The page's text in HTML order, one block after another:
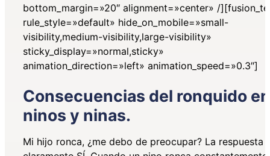
bottom_margin=»20″ alignment=»center» /
rule_style=»default» hide_on_mobile=»small-
visibility,medium-visibility,large-visibility»
sticky_display=»normal,sticky»
animation_direction=»left» animation_speed=»0.3″]
Consecuencias del ronquido en
ninos y ninas.
Mi hijo ronca, ¿me debo de preocupar? La respuesta